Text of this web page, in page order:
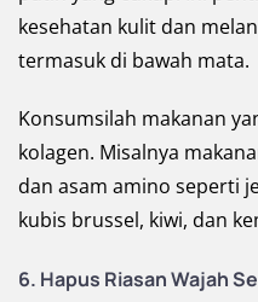
kesehatan kulit dan
termasuk di bawah mata.
Konsumsilah makanan
kolagen. Misalnya
dan asam amino seperti
kubis brussel, kiwi, dan
6. Hapus Riasan Wajah